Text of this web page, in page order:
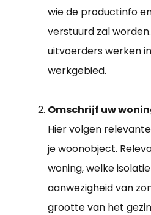
wie de productinfo
verstuurd zal
uitvoerders werken
werkgebied.
Omschrijf uw
Hier volgen
je woonobject.
woning, welke
aanwezigheid van
grootte van het